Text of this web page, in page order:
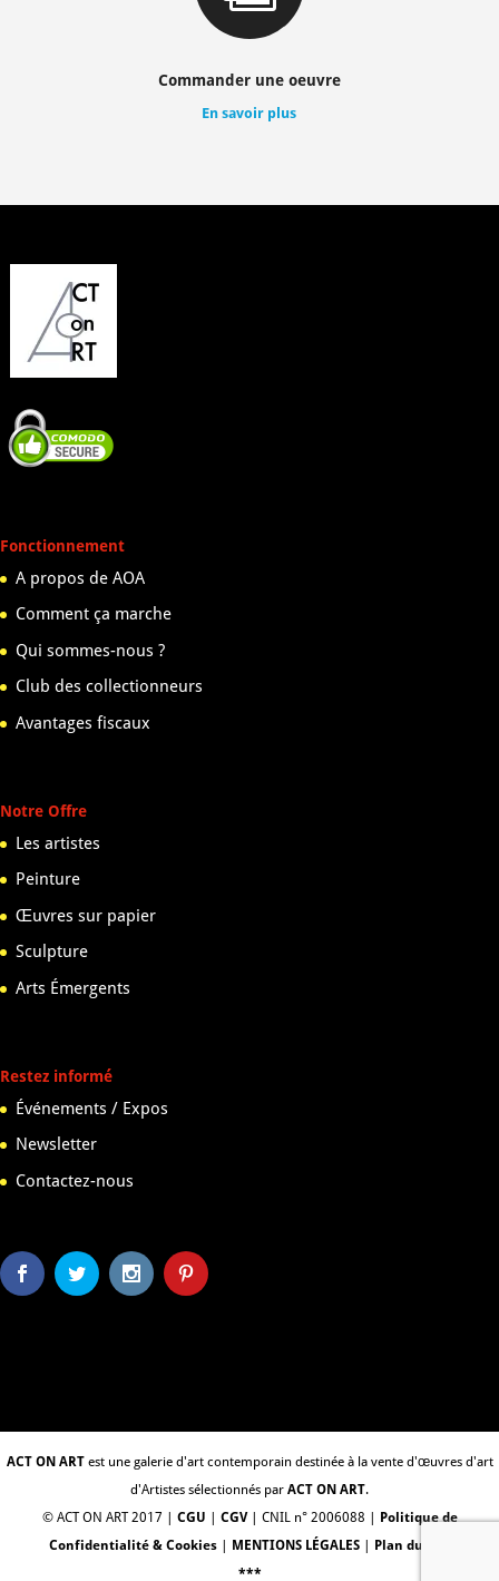
Commander une oeuvre
En savoir plus
Fonctionnement
A propos de AOA
Comment ça marche
Qui sommes-nous ?
Club des collectionneurs
Avantages fiscaux
Notre Offre
Les artistes
Peinture
Œuvres sur papier
Sculpture
Arts Émergents
Restez informé
Événements / Expos
Newsletter
Contactez-nous
ACT ON ARTest une galerie d'art contemporain destinée à la vente d'œuvres d'art
d'Artistes sélectionnés par ACT ON ART.
© ACT ON ART 2017 | CGU CGV| CNIL n° 2006088 |
Politique de
Confidentialité & Cookies| MENTIONS LÉGALES|
Plan du Site
***